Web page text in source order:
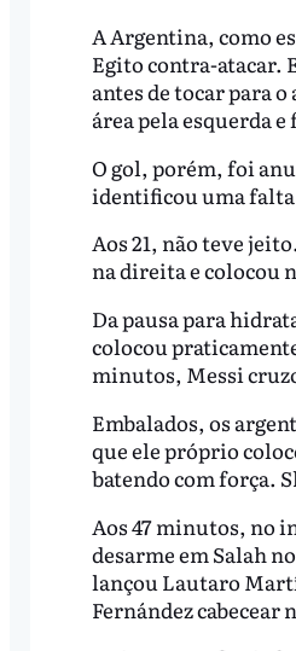
A Argentina, como
Egito contra-atacar.
antes de tocar para
área pela esquerda
O gol, porém, foi
identificou uma
Aos 21, não teve
na direita e colocou
Da pausa para
colocou
minutos, Messi
Embalados, os
que ele próprio
batendo com força.
Aos 47 minutos, no
desarme em Salah
lançou Lautaro
Fernández cabecear